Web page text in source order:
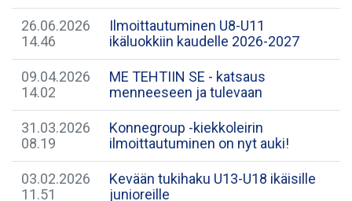
26.06.2026
14.46
Ilmoittautuminen U8-U11
ikäluokkiin kaudelle 2026-2027
09.04.2026
14.02
ME TEHTIIN SE - katsaus
menneeseen ja tulevaan
31.03.2026
08.19
Konnegroup -kiekkoleirin
ilmoittautuminen on nyt auki!
03.02.2026
11.51
Kevään tukihaku U13-U18 ikäisille
junioreille